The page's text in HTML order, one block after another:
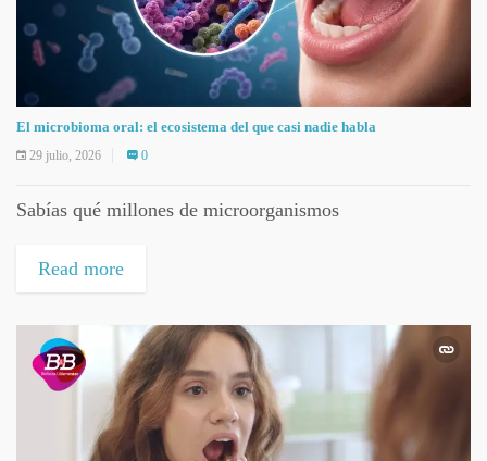
El microbioma oral: el ecosistema del que casi nadie habla
29 julio, 2026 0
Sabías qué millones de microorganismos
Read more